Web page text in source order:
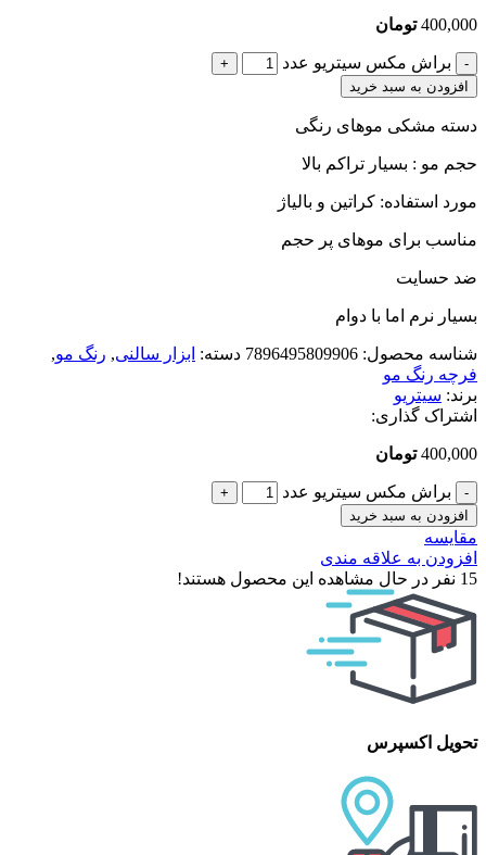
400,000 تومان
براش مکس سیتریو عدد
افزودن به سبد خرید
دسته مشکی موهای رنگی
حجم مو : بسیار تراکم بالا
مورد استفاده: کراتین و بالیاژ
مناسب برای موهای پر حجم
ضد حسایت
بسیار نرم اما با دوام
شناسه محصول: 7896495809906 دسته: ابزار سالنی, رنگ مو,
فرچه رنگ مو
برند: سیتریو
اشتراک گذاری:
400,000 تومان
براش مکس سیتریو عدد
افزودن به سبد خرید
مقایسه
افزودن به علاقه مندی
15 نفر در حال مشاهده این محصول هستند!
تحویل اکسپرس